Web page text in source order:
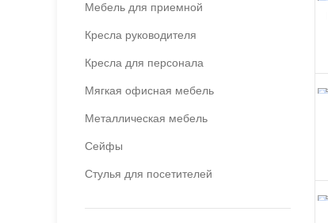
Мебель для приемной
Кресла руководителя
Кресла для персонала
Мягкая офисная мебель
Металлическая мебель
Сейфы
Стулья для посетителей